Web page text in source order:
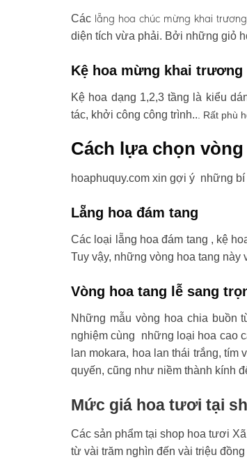
Các lẵng hoa chúc mừng khai trương
diện tích vừa phải. Bởi những giỏ
Kệ hoa mừng khai trương
Kệ hoa dạng 1,2,3 tầng là kiểu
tác, khởi công công trình.. . Rất phù
Cách lựa chọn
hoaphuquy.com xin gợi ý những
Lẵng hoa đám tang
Các loại lẵng hoa đám tang , kệ
Tuy vậy, những vòng hoa tang này
Vòng hoa tang lễ sang
Những mẫu vòng hoa chia
nghiệm cùng những loại hoa cao
lan mokara, hoa lan thái trắng,
quyến, cũng như niềm thành kính
Mức giá hoa tươi tại
Các sản phẩm tại shop hoa tươi
từ vài trăm nghìn đến vài triệu